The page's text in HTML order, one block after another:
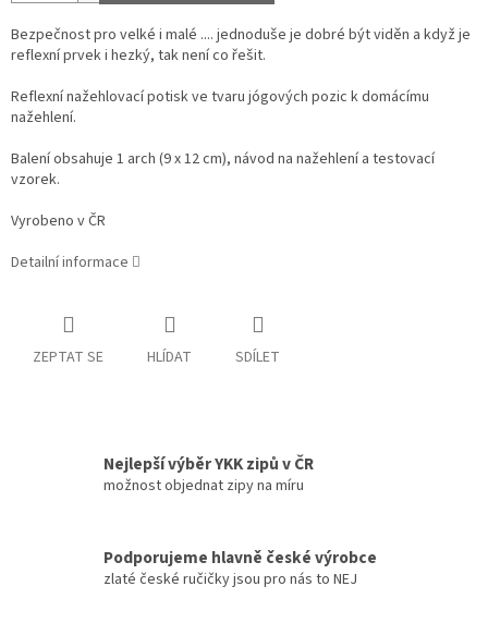
Bezpečnost pro velké i malé .... jednoduše je dobré být viděn a když je
reflexní prvek i hezký, tak není co řešit.
Reflexní nažehlovací potisk ve tvaru jógových pozic k domácímu
nažehlení.
Balení obsahuje 1 arch (9 x 12 cm), návod na nažehlení a testovací
vzorek.
Vyrobeno v ČR
Detailní informace
ZEPTAT SE HLÍDAT SDÍLET
Nejlepší výběr YKK zipů v ČR
možnost objednat zipy na míru
Podporujeme hlavně české výrobce
zlaté české ručičky jsou pro nás to NEJ